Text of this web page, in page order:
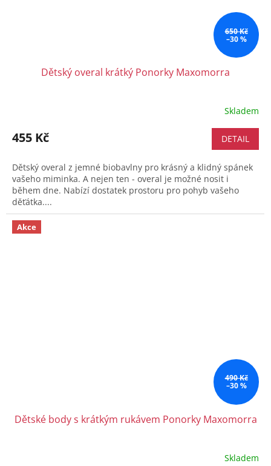
650 Kč
–30 %
Dětský overal krátký Ponorky Maxomorra
Skladem
455 Kč DETAIL
Dětský overal z jemné biobavlny pro krásný a klidný spánek
vašeho miminka. A nejen ten - overal je možné nosit i
během dne. Nabízí dostatek prostoru pro pohyb vašeho
děťátka....
Akce
490 Kč
–30 %
Dětské body s krátkým rukávem Ponorky Maxomorra
Skladem